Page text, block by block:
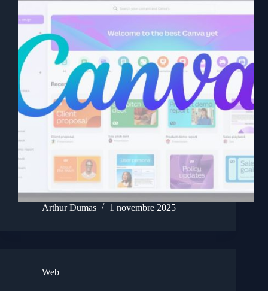
Arthur Dumas 1 novembre 2025
Web